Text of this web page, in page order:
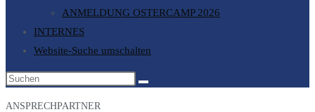
ANMELDUNG OSTERCAMP 2026
INTERNES
Website-Suche umschalten
ANSPRECHPARTNER